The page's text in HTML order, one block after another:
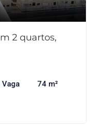
2 quartos,
Vaga 74 m²